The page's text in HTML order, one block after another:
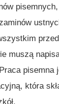
muszą
pisemna
która